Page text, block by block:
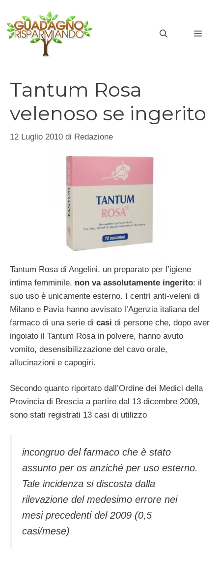
contenuto
Tantum Rosa
velenoso se ingerito
12 Luglio 2010 di Redazione
Tantum Rosa di Angelini, un preparato per l’igiene
intima femminile, non va assolutamente ingerito: il
suo uso è unicamente esterno. I centri anti-veleni di
Milano e Pavia hanno avvisato l’Agenzia italiana del
farmaco di una serie di casi di persone che, dopo aver
ingoiato il Tantum Rosa in polvere, hanno avuto
vomito, desensibilizzazione del cavo orale,
allucinazioni e capogiri.
Secondo quanto riportato dall’Ordine dei Medici della
Provincia di Brescia a partire dal 13 dicembre 2009,
sono stati registrati 13 casi di utilizzo
incongruo del farmaco che è stato
assunto per os anziché per uso esterno.
Tale incidenza si discosta dalla
rilevazione del medesimo errore nei
mesi precedenti del 2009 (0,5
casi/mese)